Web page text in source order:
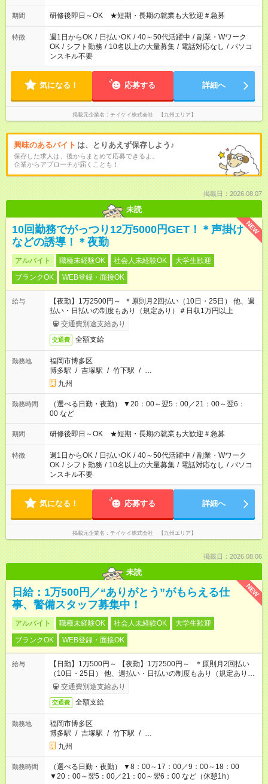
期間 研修後即日～OK ★短期・長期の就業も大歓迎＃急募
特徴 週1日からOK / 日払いOK / 40～50代活躍中 / 副業・Wワーク
OK / シフト勤務 / 10名以上の大量募集 / 電話対応なし / パソコ
ンスキル不要
気になる！ 応募する 詳細へ
掲載元企業名 テイケイ株式会社 【九州エリア】
興味のあるバイト は、とりあえず保存しよう♪
保存した求人は、後からまとめて応募できるよ。
企業からアプローチが届くことも！
掲載日：2026.08.07
未読
NEW
10回勤務でがっつり12万5000円GET！＊声掛け
などの誘導！＊夜勤
アルバイト 職種未経験OK 社会人未経験OK
大学生歓迎
ブランクOK
WEB登録・面接OK
給与
【夜勤】1万2500円～ ＊原則月2回払い（10日・25日） 他、週
払い・日払いの制度もあり（規定あり）＃日収1万円以上
交通費別途支給あり
交通費 全額支給
勤務地
福岡市博多区
博多駅 / 吉塚駅 / 竹下駅 / …
九州
勤務時間
（選べる日勤・夜勤） ▼20：00～翌5：00／21：00～翌6：
00 など
期間 研修後即日～OK ★短期・長期の就業も大歓迎＃急募
特徴 週1日からOK / 日払いOK / 40～50代活躍中 / 副業・Wワーク
OK / シフト勤務 / 10名以上の大量募集 / 電話対応なし / パソコ
ンスキル不要
気になる！ 応募する 詳細へ
掲載元企業名 テイケイ株式会社 【九州エリア】
掲載日：2026.08.06
未読
NEW
日給：1万500円／“ありがとう”がもらえる仕
事、警備スタッフ募集中！
アルバイト 職種未経験OK 社会人未経験OK
大学生歓迎
ブランクOK
WEB登録・面接OK
給与
【日勤】1万500円～ 【夜勤】1万2500円～ ＊原則月2回払い
（10日・25日） 他、週払い・日払いの制度もあり（規定あり）
＃日収1万円以上
交通費別途支給あり
交通費 全額支給
勤務地
福岡市博多区
博多駅 / 吉塚駅 / 竹下駅 / …
九州
勤務時間
（選べる日勤・夜勤） ▼8：00～17：00／9：00～18：00
▼20：00～翌5：00／21：00～翌6：00 など（休憩1h）